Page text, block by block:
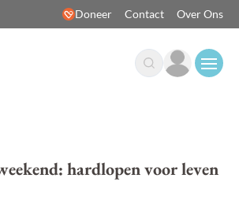
Doneer Contact Over Ons
hardlopen voor leven